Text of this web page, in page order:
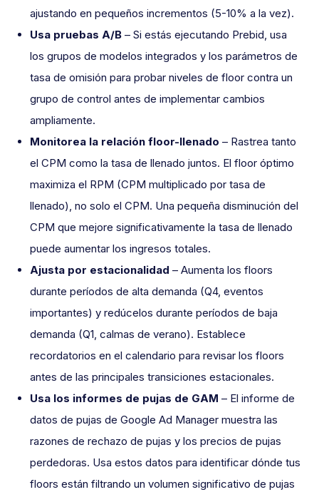
ajustando en pequeños incrementos (5-10% a la vez).
Usa pruebas A/B – Si estás ejecutando Prebid, usa
los grupos de modelos integrados y los parámetros de
tasa de omisión para probar niveles de floor contra un
grupo de control antes de implementar cambios
ampliamente.
Monitorea la relación floor-llenado – Rastrea tanto
el CPM como la tasa de llenado juntos. El floor óptimo
maximiza el RPM (CPM multiplicado por tasa de
llenado), no solo el CPM. Una pequeña disminución del
CPM que mejore significativamente la tasa de llenado
puede aumentar los ingresos totales.
Ajusta por estacionalidad – Aumenta los floors
durante períodos de alta demanda (Q4, eventos
importantes) y redúcelos durante períodos de baja
demanda (Q1, calmas de verano). Establece
recordatorios en el calendario para revisar los floors
antes de las principales transiciones estacionales.
Usa los informes de pujas de GAM – El informe de
datos de pujas de Google Ad Manager muestra las
razones de rechazo de pujas y los precios de pujas
perdedoras. Usa estos datos para identificar dónde tus
floors están filtrando un volumen significativo de pujas